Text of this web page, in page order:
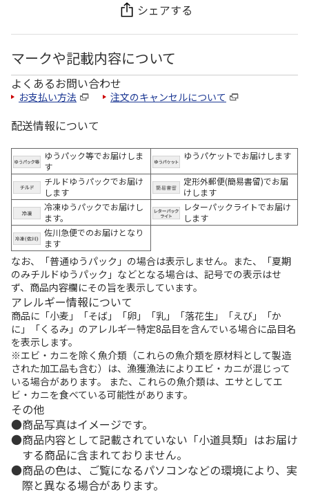
シェアする
マークや記載内容について
よくあるお問い合わせ
お支払い方法 注文のキャンセルについて
配送情報について
ゆうパック等でお届けしま
す
ゆうパケットでお届けします
チルドゆうパックでお届け
します
定形外郵便(簡易書留)でお届
けします
冷凍ゆうパックでお届けし
ます。
レターパックライトでお届け
します
佐川急便でのお届けとなり
ます
なお、「普通ゆうパック」の場合は表示しません。また、「夏期
のみチルドゆうパック」などとなる場合は、記号での表示はせ
ず、商品内容欄にその旨を表示しています。
アレルギー情報について
商品に「小麦」「そば」「卵」「乳」「落花生」「えび」「か
に」「くるみ」のアレルギー特定8品目を含んでいる場合に品目名
を表示します。
※エビ・カニを除く魚介類（これらの魚介類を原材料として製造
された加工品も含む）は、漁獲漁法によりエビ・カニが混じって
いる場合があります。 また、これらの魚介類は、エサとしてエ
ビ・カニを食べている可能性があります。
その他
商品写真はイメージです。
商品内容として記載されていない「小道具類」はお届け
する商品に含まれておりません。
商品の色は、ご覧になるパソコンなどの環境により、実
際と異なる場合があります。